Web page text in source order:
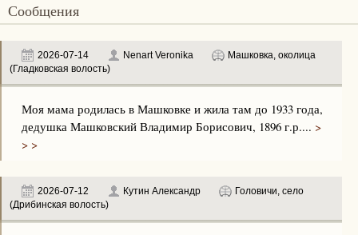
Сообщения
2026-07-14 Nenart Veronika
Машковка, околица
(Гладковская волость)
Моя мама родилась в Машковке и жила там до 1933 года,
дедушка Машковский Владимир Борисович, 1896 г.р.... >
> >
2026-07-12 Кутин Александр
Головичи, село
(Дрибинская волость)